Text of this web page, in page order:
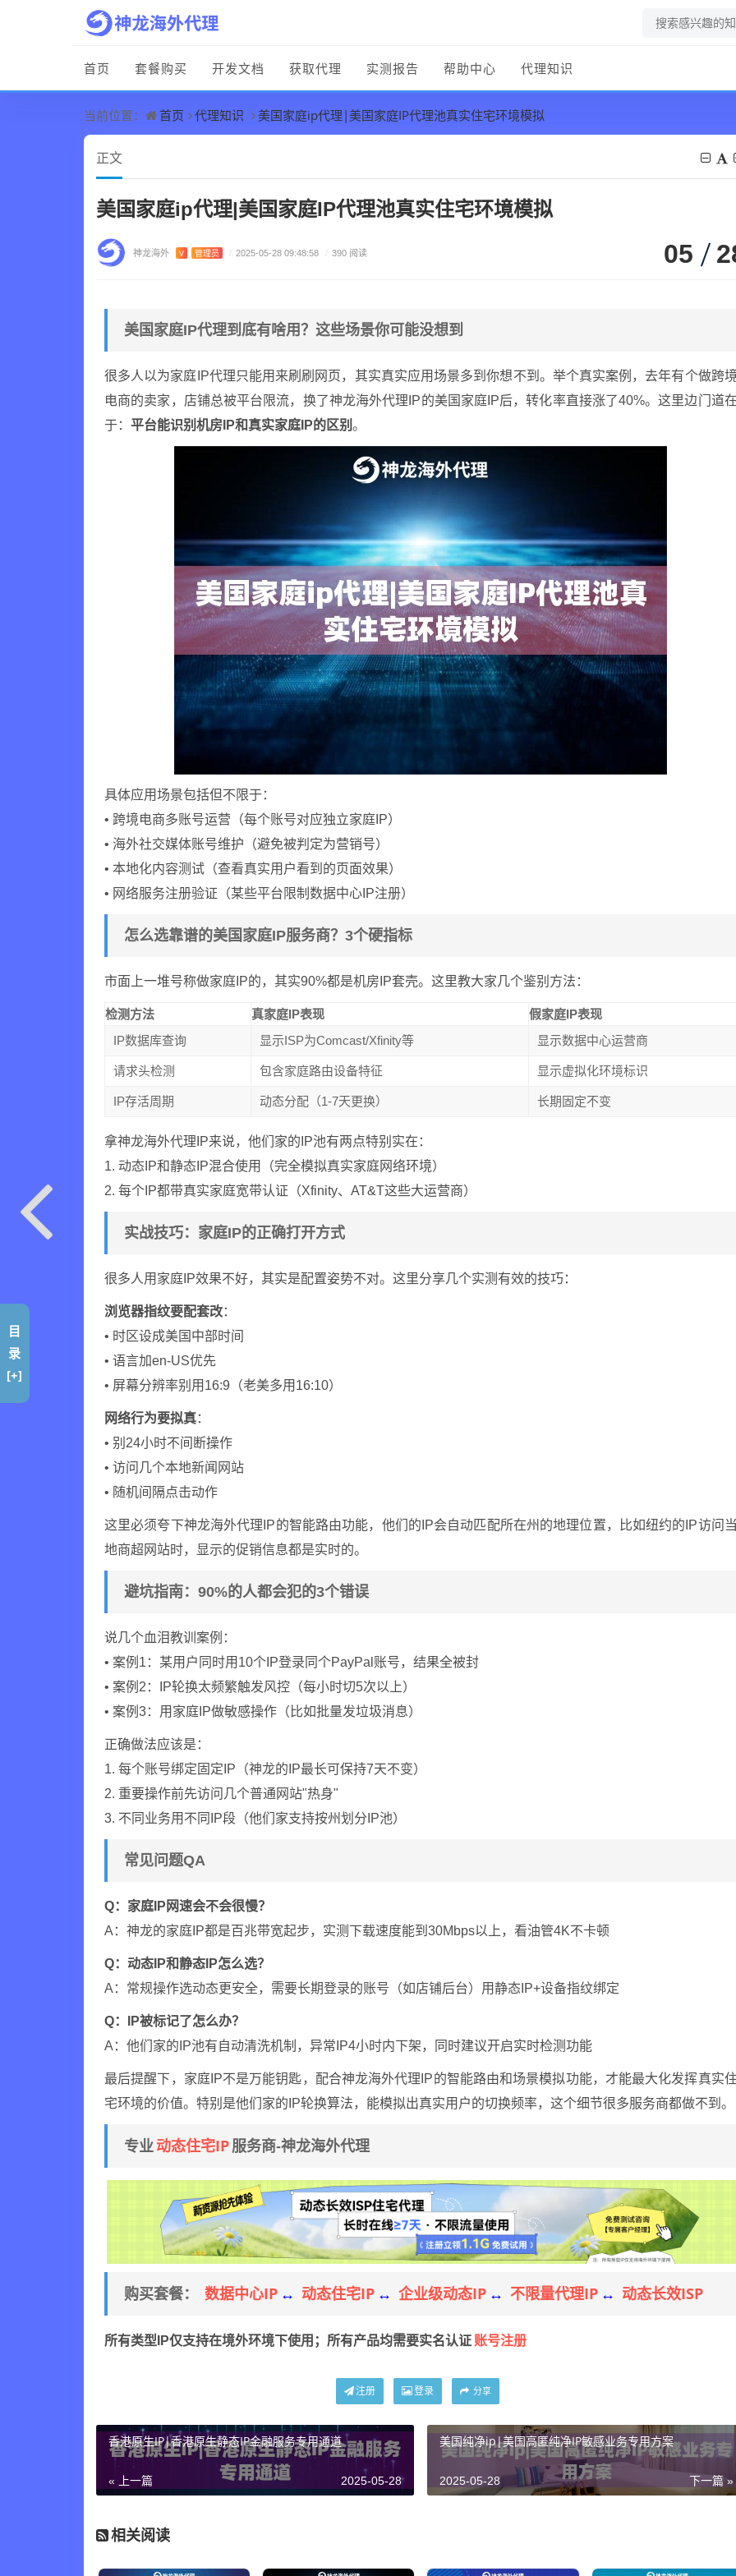
首页 套餐购买 开发文档 获取代理 实测报告 帮助中心 代理知识
当前位置： 首页 代理知识 美国家庭ip代理|美国家庭IP代理池真实住宅环境模拟
正文
美国家庭ip代理|美国家庭IP代理池真实住宅环境模拟
神龙海外 V 管理员 / 2025-05-28 09:48:58 / 390 阅读 05
美国家庭IP代理到底有啥用？这些场景你可能没想到
很多人以为家庭IP代理只能用来刷刷网页，其实真实应用场景多到你想不到。举个真实案例，去年有个做跨
电商的卖家，店铺总被平台限流，换了神龙海外代理IP的美国家庭IP后，转化率直接涨了40%。这里边门道
于： 平台能识别机房IP和真实家庭IP的区别 。
具体应用场景包括但不限于：
• 跨境电商多账号运营（每个账号对应独立家庭IP）
• 海外社交媒体账号维护（避免被判定为营销号）
• 本地化内容测试（查看真实用户看到的页面效果）
• 网络服务注册验证（某些平台限制数据中心IP注册）
怎么选靠谱的美国家庭IP服务商？3个硬指标
市面上一堆号称做家庭IP的，其实90%都是机房IP套壳。这里教大家几个鉴别方法：
检测方法 真家庭IP表现
假家庭IP表现
IP数据库查询
显示ISP为Comcast/Xfinity等 显示数据中心运营商
请求头检测 包含家庭路由设备特征 显示虚拟化环境标识
IP存活周期 动态分配（1-7天更换） 长期固定不变
拿神龙海外代理IP来说，他们家的IP池有两点特别实在：
1. 动态IP和静态IP混合使用（完全模拟真实家庭网络环境）
2. 每个IP都带真实家庭宽带认证（Xfinity、AT&T这些大运营商）
实战技巧：家庭IP的正确打开方式
很多人用家庭IP效果不好，其实是配置姿势不对。这里分享几个实测有效的技巧：
浏览器指纹要配套改：
• 时区设成美国中部时间
• 语言加en-US优先
• 屏幕分辨率别用16:9（老美多用16:10）
网络行为要拟真：
• 别24小时不间断操作
• 访问几个本地新闻网站
• 随机间隔点击动作
这里必须夸下神龙海外代理IP的智能路由功能，他们的IP会自动匹配所在州的地理位置，比如纽约的IP访问
地商超网站时，显示的促销信息都是实时的。
避坑指南：90%的人都会犯的3个错误
说几个血泪教训案例：
• 案例1：某用户同时用10个IP登录同个PayPal账号，结果全被封
• 案例2：IP轮换太频繁触发风控（每小时切5次以上）
• 案例3：用家庭IP做敏感操作（比如批量发垃圾消息）
正确做法应该是：
1. 每个账号绑定固定IP（神龙的IP最长可保持7天不变）
2. 重要操作前先访问几个普通网站"热身"
3. 不同业务用不同IP段（他们家支持按州划分IP池）
常见问题QA
Q：家庭IP网速会不会很慢？
A：神龙的家庭IP都是百兆带宽起步，实测下载速度能到30Mbps以上，看油管4K不卡顿
Q：动态IP和静态IP怎么选？
A：常规操作选动态更安全，需要长期登录的账号（如店铺后台）用静态IP+设备指纹绑定
Q：IP被标记了怎么办？
A：他们家的IP池有自动清洗机制，异常IP4小时内下架，同时建议开启实时检测功能
最后提醒下，家庭IP不是万能钥匙，配合神龙海外代理IP的智能路由和场景模拟功能，才能最大化发挥真实
宅环境的价值。特别是他们家的IP轮换算法，能模拟出真实用户的切换频率，这个细节很多服务商都做不到。
专业 动态住宅IP 服务商-神龙海外代理
购买套餐： 数据中心IP ↔ 动态住宅IP ↔ 企业级动态IP ↔ 不限量代理IP ↔ 动态长效ISP
所有类型IP仅支持在境外环境下使用；所有产品均需要实名认证 账号注册
注册 登录 分享
香港原生IP|香港原生静态IP金融服务专用通道
« 上一篇 2025-05-28
美国纯净ip|美国高匿纯净IP敏感业务专用方案
下一篇 »
2025-05-28
相关阅读
目
录
[+]